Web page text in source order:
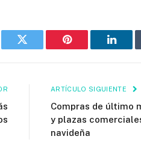
Twitter Pinterest
ARTÍCULO SIGUIENTE
Compras de último
y plazas
navideña